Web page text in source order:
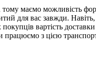
маємо можливість
для вас завжди.
вартість
працюємо з цією